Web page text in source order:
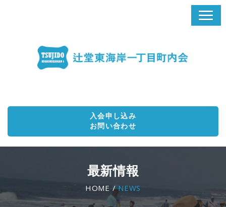
入会申し込み
お問い合わせ
最新情報
HOME /NEWS